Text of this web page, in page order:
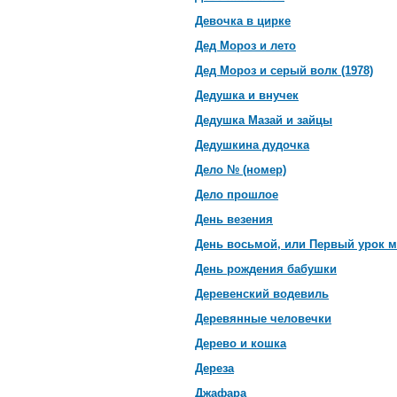
Девочка в цирке
Дед Мороз и лето
Дед Мороз и серый волк (1978)
Дедушка и внучек
Дедушка Мазай и зайцы
Дедушкина дудочка
Дело № (номер)
Дело прошлое
День везения
День восьмой, или Первый урок
День рождения бабушки
Деревенский водевиль
Деревянные человечки
Дерево и кошка
Дереза
Джафара